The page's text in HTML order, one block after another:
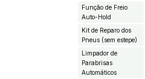
Função de Freio
Auto-Hold
Kit de Reparo dos
Pneus (sem estepe)
Limpador de
Parabrisas
Automáticos